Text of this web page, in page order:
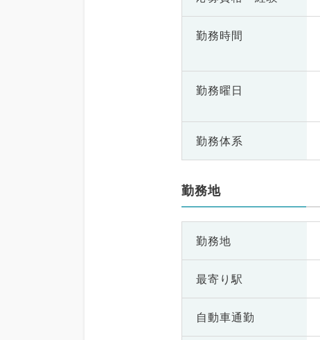
勤務時間
勤務曜日
勤務体系
勤務地
勤務地
最寄り駅
自動車通勤